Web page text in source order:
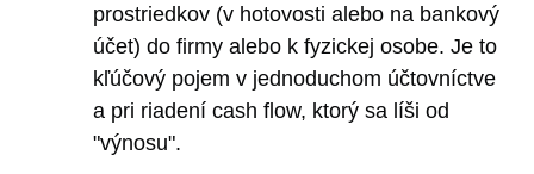
prostriedkov (v hotovosti alebo na bankový
účet) do firmy alebo k fyzickej osobe. Je to
kľúčový pojem v jednoduchom účtovníctve
a pri riadení cash flow, ktorý sa líši od
"výnosu".